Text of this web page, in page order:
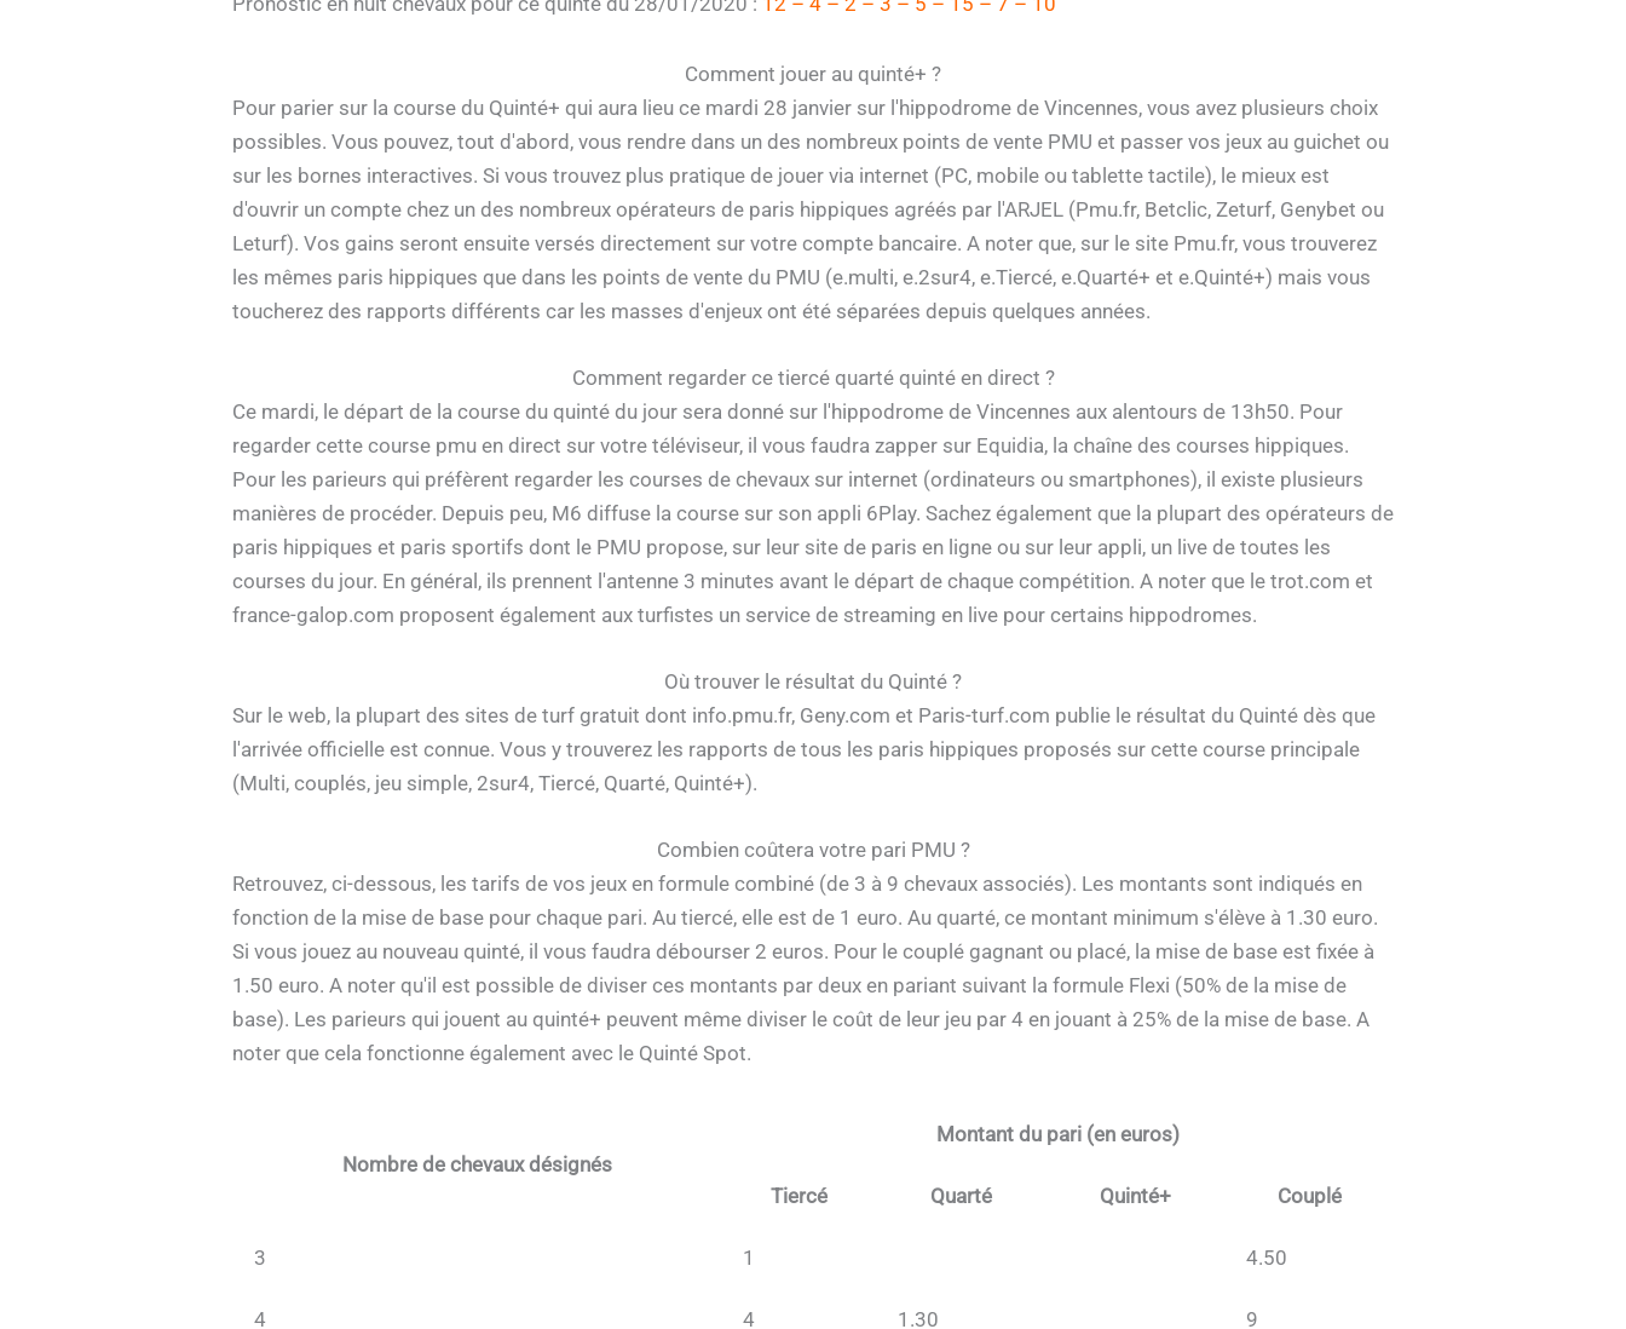
Comment jouer au quinté+ ?
Pour parier sur la course du Quinté+ qui aura lieu ce mardi 28 janvier sur l'hippodrome de Vincennes, vous avez plusieurs choix
possibles. Vous pouvez, tout d'abord, vous rendre dans un des nombreux points de vente PMU et passer vos jeux au guichet ou
sur les bornes interactives. Si vous trouvez plus pratique de jouer via internet (PC, mobile ou tablette tactile), le mieux est
d'ouvrir un compte chez un des nombreux opérateurs de paris hippiques agréés par l'ARJEL (Pmu.fr, Betclic, Zeturf, Genybet ou
Leturf). Vos gains seront ensuite versés directement sur votre compte bancaire. A noter que, sur le site Pmu.fr, vous trouverez
les mêmes paris hippiques que dans les points de vente du PMU (e.multi, e.2sur4, e.Tiercé, e.Quarté+ et e.Quinté+) mais vous
toucherez des rapports différents car les masses d'enjeux ont été séparées depuis quelques années.
Comment regarder ce tiercé quarté quinté en direct ?
Ce mardi, le départ de la course du quinté du jour sera donné sur l'hippodrome de Vincennes aux alentours de 13h50. Pour
regarder cette course pmu en direct sur votre téléviseur, il vous faudra zapper sur Equidia, la chaîne des courses hippiques.
Pour les parieurs qui préfèrent regarder les courses de chevaux sur internet (ordinateurs ou smartphones), il existe plusieurs
manières de procéder. Depuis peu, M6 diffuse la course sur son appli 6Play. Sachez également que la plupart des opérateurs de
paris hippiques et paris sportifs dont le PMU propose, sur leur site de paris en ligne ou sur leur appli, un live de toutes les
courses du jour. En général, ils prennent l'antenne 3 minutes avant le départ de chaque compétition. A noter que le trot.com et
france-galop.com proposent également aux turfistes un service de streaming en live pour certains hippodromes.
Où trouver le résultat du Quinté ?
Sur le web, la plupart des sites de turf gratuit dont info.pmu.fr, Geny.com et Paris-turf.com publie le résultat du Quinté dès que
l'arrivée officielle est connue. Vous y trouverez les rapports de tous les paris hippiques proposés sur cette course principale
(Multi, couplés, jeu simple, 2sur4, Tiercé, Quarté, Quinté+).
Combien coûtera votre pari PMU ?
Retrouvez, ci-dessous, les tarifs de vos jeux en formule combiné (de 3 à 9 chevaux associés). Les montants sont indiqués en
fonction de la mise de base pour chaque pari. Au tiercé, elle est de 1 euro. Au quarté, ce montant minimum s'élève à 1.30 euro.
Si vous jouez au nouveau quinté, il vous faudra débourser 2 euros. Pour le couplé gagnant ou placé, la mise de base est fixée à
1.50 euro. A noter qu'il est possible de diviser ces montants par deux en pariant suivant la formule Flexi (50% de la mise de
base). Les parieurs qui jouent au quinté+ peuvent même diviser le coût de leur jeu par 4 en jouant à 25% de la mise de base. A
noter que cela fonctionne également avec le Quinté Spot.
Nombre de chevaux désignés
Montant du pari (en euros)
Tiercé Quarté Quinté+ Couplé
3 1 4.50
4 4 1.30 9